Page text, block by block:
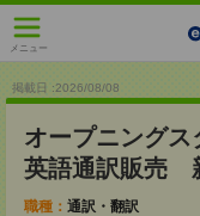
メニュー
掲載日 :2026/08/08
オープニングス
英語通訳販売
職種： 通訳・翻訳